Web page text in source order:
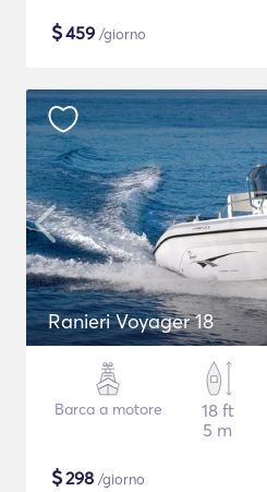
$459 /giorno
Ranieri Voyager 18
Barca a motore
18 ft
5 m
$298 /giorno